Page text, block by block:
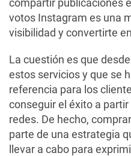
compartir publicaciones
votos Instagram es una
visibilidad y convertirte
La cuestión es que
estos servicios y que se
referencia para los
conseguir el éxito a
redes. De hecho,
parte de una estrategia
llevar a cabo para